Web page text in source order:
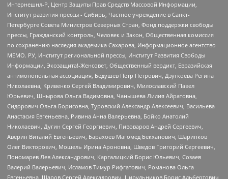
Интернешнл-Р, Центр Защиты Прав Средств Массовой Информации,
Институт развития прессы - Сибирь, Частное учреждение в Санкт-
Петербурге Совета Министров Северных Стран, Фонд поддержки свободы
прессы, Гражданский контроль, Человек и Закон, Общественная комиссия
по сохранению наследия академика Сахарова, Информационное агентство
МЕМО. РУ, Институт региональной прессы, Институт Развития Свободы
Информации, Экозащита!-Женсовет, Общественный вердикт, Евразийская
антимонопольная ассоциация, Бедушев Петр Петрович, Дзугкоева Регина
Николаевна, Кривенко Сергей Владимирович, Милославский Павел
Юрьевич, Шнырова Ольга Вадимовна, Чанышева Лилия Айратовна,
Сидорович Ольга Борисовна, Туровский Александр Алексеевич, Васильева
Анастасия Евгеньевна, Ривина Анна Валерьевна, Бойко Анатолий
Николаевич, Дугин Сергей Георгиевич, Пивоваров Андрей Сергеевич,
Аверин Виталий Евгеньевич, Барахоев Магомед Бекханович, Шарипков
Олег Викторович, Мошель Ирина Ароновна, Шведов Григорий Сергеевич,
Пономарев Лев Александрович, Каргалицкий Борис Юльевич, Созаев
Валерий Валерьевич, Исламов Тимур Рифгатович, Романова Ольга
Евгеньевна, Щаров Сергей Алексадрович, Цирульников Борис Альбертович,